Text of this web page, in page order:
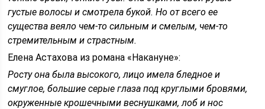
густые волосы и смотрела букой. Но от всего ее
существа веяло чем-то сильным и смелым, чем-то
стремительным и страстным.
Елена Астахова из романа «Накануне»:
Росту она была высокого, лицо имела бледное и
смуглое, большие серые глаза под круглыми бровями,
окруженные крошечными веснушками, лоб и нос